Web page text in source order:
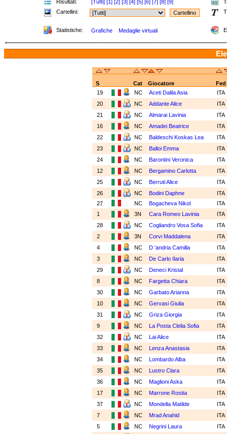
Risultati:
[Tutti] [1] [2] [3] [4] [5] [6] [7] [8] [9]
Cartellini:
Statistiche: Grafiche Medaglie virtuali
S Cat Giocatore
Fed
19
NC Aceti Dalila Asia
ITA
20
NC Addante Alice
ITA
21
NC Almarai Lavinia
ITA
16
NC Amadei Beatrice
ITA
22
NC Baldeschi Koskas Lea
ITA
23
NC Balloi Emma
ITA
24
NC Barontini Veronica
ITA
12
NC Bergamino Carlotta
ITA
25
NC Berruti Alice
ITA
26
NC Bodini Daphne
ITA
27
NC Bogacheva Nikol
ITA
1
3N Cara Romeo Lavinia
ITA
28
NC Cogliandro Vosa Sofia
ITA
2
3N Corvi Maddalena
ITA
4
NC D 'andria Camilla
ITA
3
NC De Carlo Ilaria
ITA
29
NC Deneci Kristal
ITA
8
NC Fargetta Chiara
ITA
30
NC Garbato Arianna
ITA
10
NC Gervasi Giulia
ITA
31
NC Griza Giorgia
ITA
9
NC La Posta Clelia Sofia
ITA
32
NC Lai Alice
ITA
33
NC Lenza Anastasia
ITA
34
NC Lombardo Alba
ITA
35
NC Lustro Clara
ITA
36
NC Maglioni Aska
ITA
17
NC Marrone Rosita
ITA
37
NC Mondella Matilde
ITA
7
NC Mrad Anahid
ITA
5
NC Negrini Laura
ITA